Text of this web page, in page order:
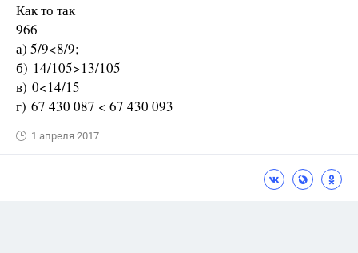
Как то так
966
а) 5/9<8/9;
б) 14/105>13/105
в) 0<14/15
г) 67 430 087 < 67 430 093
1 апреля 2017